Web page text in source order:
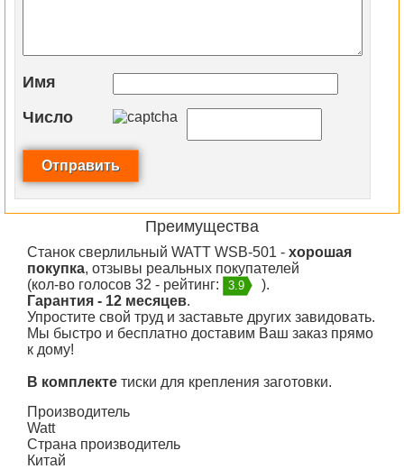
Имя
Число
Преимущества
Станок сверлильный WATT WSB-501 - хорошая
покупка, отзывы реальных покупателей
(кол-во голосов 32 - рейтинг:
3.9
).
Гарантия - 12 месяцев.
Упростите свой труд и заставьте других завидовать.
Мы быстро и бесплатно доставим Ваш заказ прямо
к дому!
В комплекте тиски для крепления заготовки.
Производитель
Watt
Страна производитель
Китай